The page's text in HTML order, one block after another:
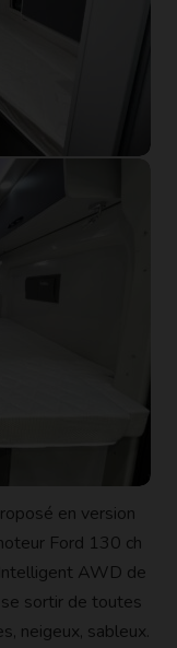
en version
Ford 130 ch
AWD de
sortir de toutes
neigeux, sableux.